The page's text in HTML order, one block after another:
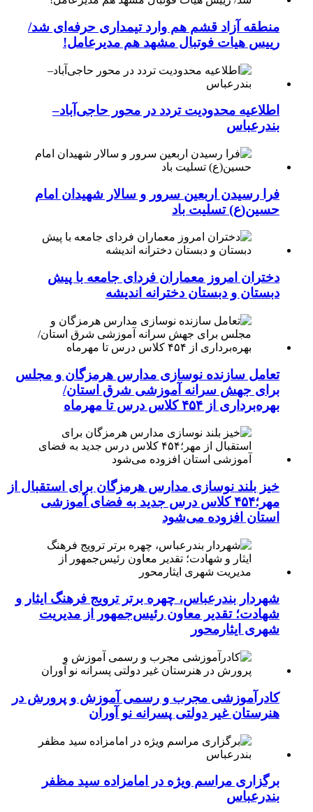
منطقه آزاد قشم هم وارد تیمداری حرفه‌ای شد/
رییس هیات فوتبال مشهد هم مدیرعامل!
اطلاعیه محدودیت تردد در محور حاجی‌آباد–
بندرعباس
فرا رسیدن اربعین سرور و سالار شهیدان امام
حسین(ع) تسلیت باد
دختران امروز معماران فردای جامعه با پیش
دبستان و دبستان دخترانه اندیشه
تعامل سازنده نوسازی مدارس هرمزگان و مجلس
برای جهش سرانه آموزشی شرق استان/
بهره‌برداری از ۴۵۴ کلاس درس تا مهرماه
خیز بلند نوسازی مدارس هرمزگان برای استقبال از
مهر؛۴۵۴ کلاس درس جدید به فضای آموزشی
استان افزوده می‌شود
شهردار بندرعباس، چهره برتر ترویج فرهنگ ایثار و
شهادت؛ تقدیر معاون رئیس‌جمهور از مدیریت
شهری ایثارمحور
کادرآموزشی مجرب و رسمی آموزش و پرورش در
هنرستان غیر دولتی پسرانه نو آوران
برگزاری مراسم ویژه در امامزاده سید مظفر
بندرعباس